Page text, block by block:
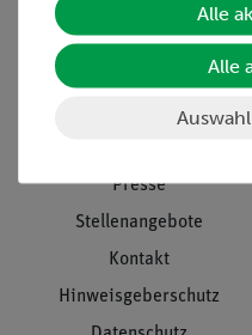
Informationen
Unternehmen
Presse
Stellenangebote
Kontakt
Hinweisgeberschutz
Alle
Alle